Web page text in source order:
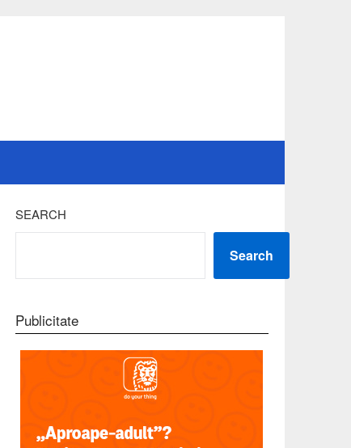
SEARCH
Search
Publicitate